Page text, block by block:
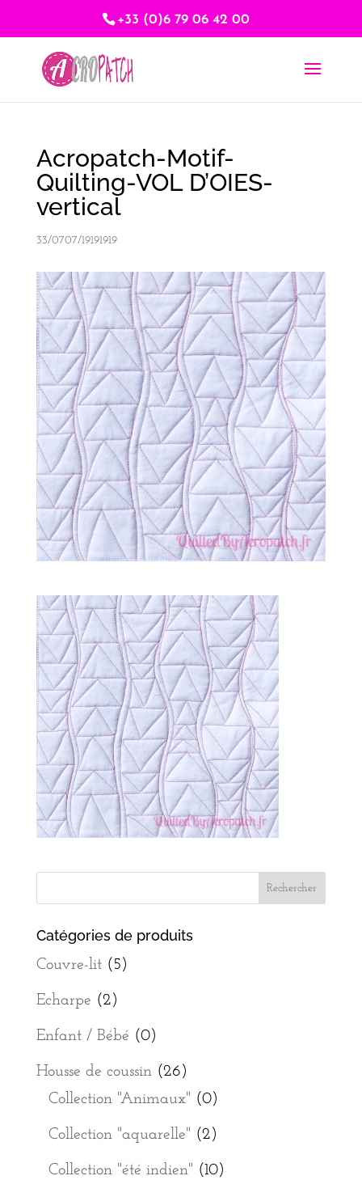
+33 (0)6 79 06 42 00
Acropatch-Motif-
Quilting-VOL D’OIES-
vertical
33/0707/19191919
Catégories de produits
Couvre-lit (5)
Echarpe (2)
Enfant / Bébé (0)
Housse de coussin (26)
Collection "Animaux" (0)
Collection "aquarelle" (2)
Collection "été indien" (10)